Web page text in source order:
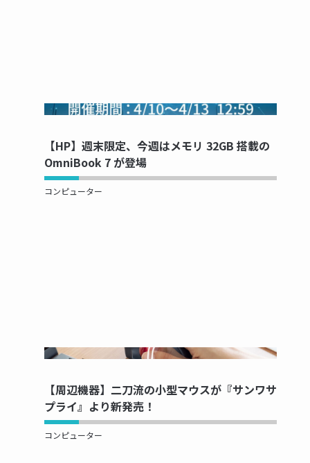
NOW PRINTING...
【HP】週末限定、今週はメモリ 32GB 搭載の
OmniBook 7 が登場
コンピューター
NOW PRINTING...
【周辺機器】二刀流の小型マウスが『サンワサ
プライ』より新発売！
コンピューター